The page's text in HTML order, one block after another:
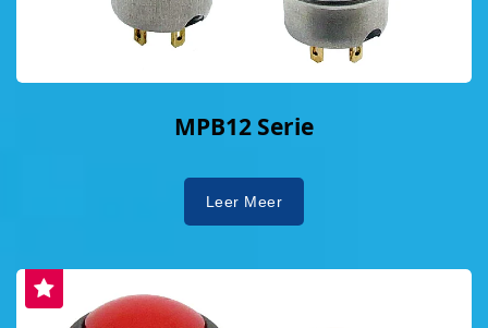
MPB12 Serie
Leer Meer